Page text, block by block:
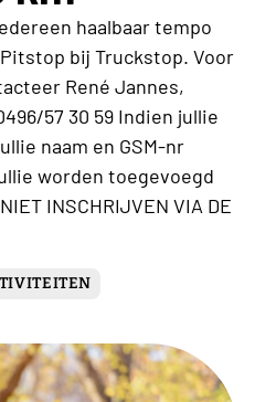
haalbaar tempo
bij Truckstop. Voor
René Jannes,
57 30 59 Indien jullie
naam en GSM-nr
worden toegevoegd
INSCHRIJVEN VIA DE